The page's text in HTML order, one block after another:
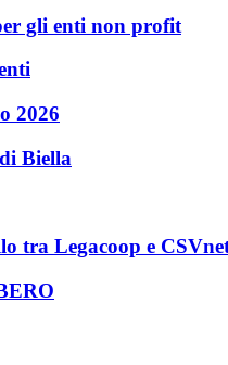
gli enti non profit
2026
Biella
tra Legacoop e